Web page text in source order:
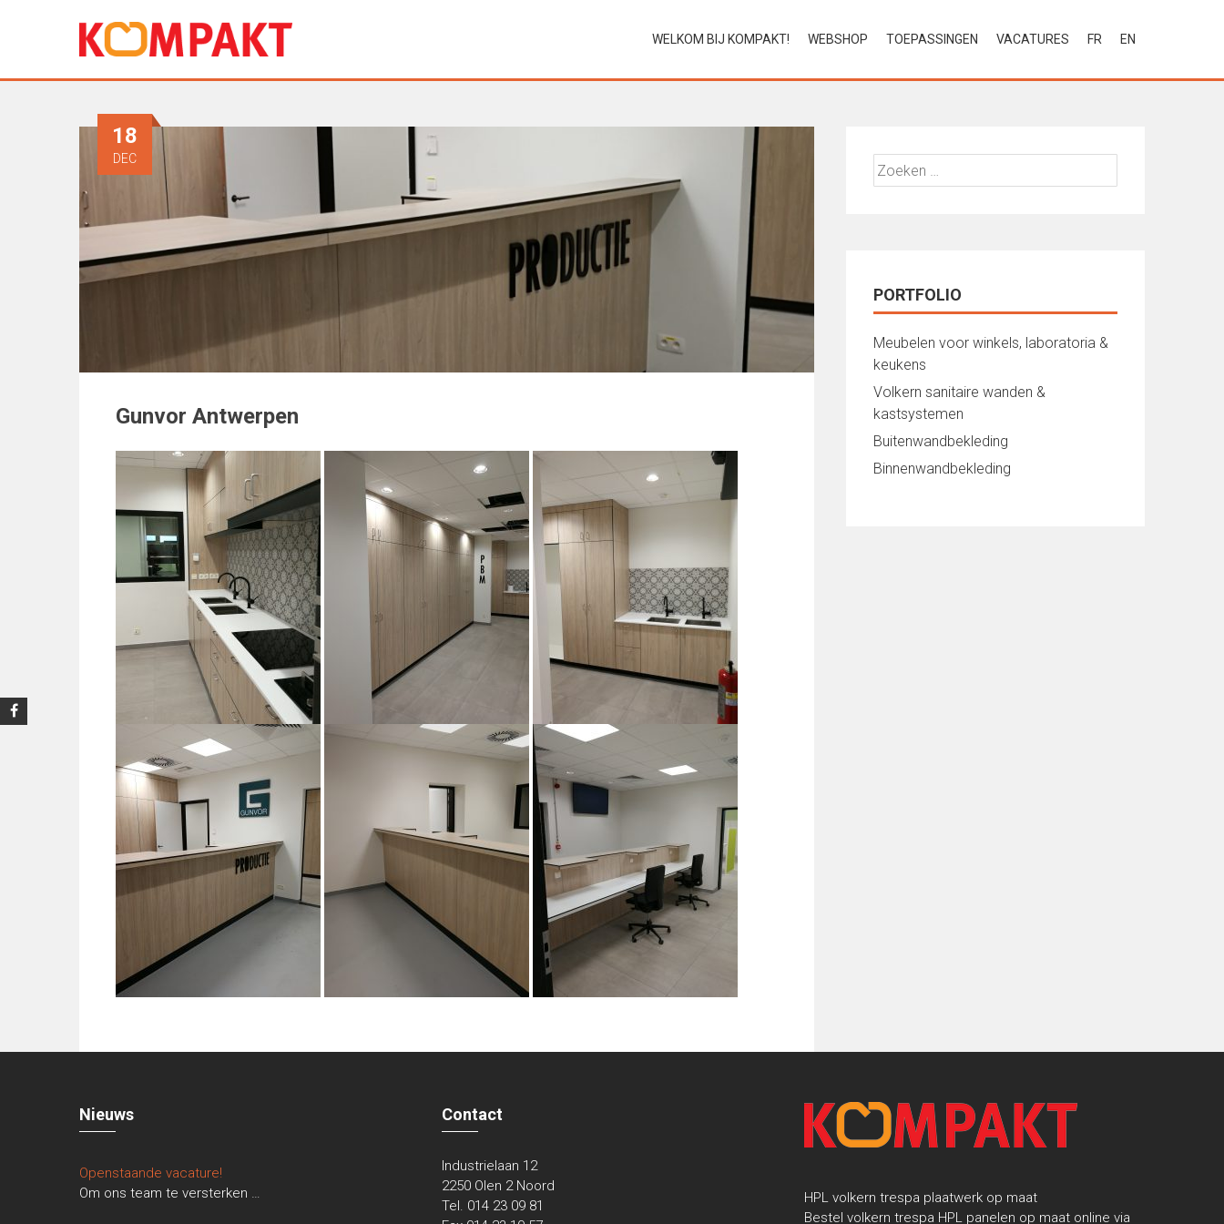
WELKOM BIJ KOMPAKT! WEBSHOP TOEPASSINGEN VACATURES FR EN
18
DEC
Gunvor Antwerpen
Zoeken
naar:
PORTFOLIO
Meubelen voor winkels, laboratoria &
keukens
Volkern sanitaire wanden &
kastsystemen
Buitenwandbekleding
Binnenwandbekleding
Nieuws
Openstaande vacature!
Om ons team te versterken
Contact
Industrielaan 12
2250 Olen 2 Noord
Tel. 014 23 09 81
HPL volkern trespa plaatwerk op maat
Bestel volkern trespa HPL panelen op maat online via